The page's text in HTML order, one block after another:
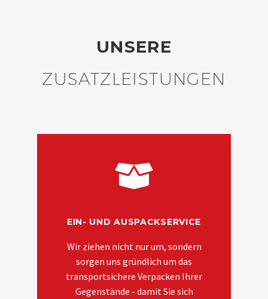
UNSERE
ZUSATZLEISTUNGEN
EIN- UND AUSPACKSERVICE
Wir ziehen nicht nur um, sondern
sorgen uns gründlich um das
transportsichere Verpacken Ihrer
Gegenstände - damit Sie sich